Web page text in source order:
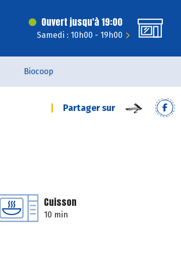
Ouvert jusqu'à 19:00
Samedi : 10h00 - 19h00
Biocoop
Partager sur
Cuisson
10 min